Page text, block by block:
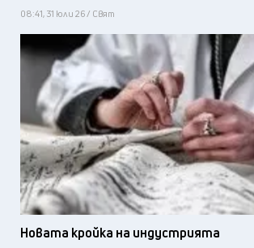
08:41, 31 юли 26 / Свят
Новата кройка на индустрията